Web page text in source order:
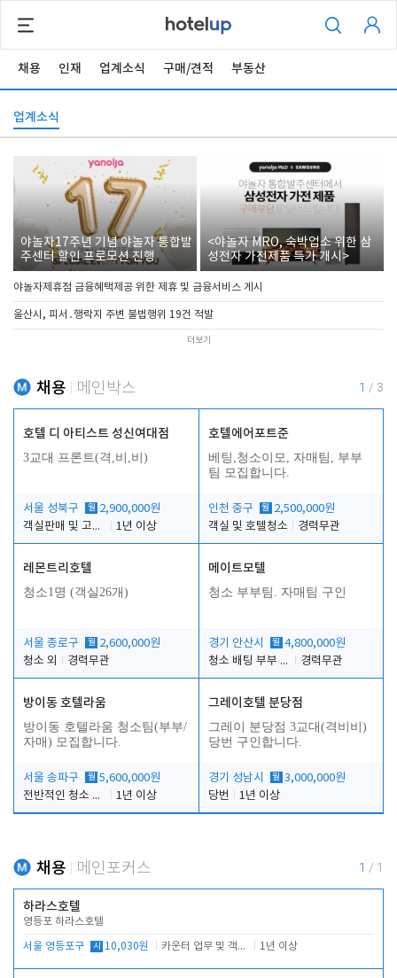
채용 인재 업계소식 구매/견적 부동산
업계소식
야놀자17주년 기념 야놀자 통합발
주센터 할인 프로모션 진행
<야놀자 MRO, 숙박업소 위한 삼
성전자 가전제품 특가 개시>
야놀자제휴점 금융혜택제공 위한 제휴 및 금융서비스 게시
울산시, 피서․행락지 주변 불법행위 19건 적발
더보기
채용 메인박스 1 / 3
호텔 디 아티스트 성신여대점
3교대 프론트(격,비,비)
서울 성북구 월 2,900,000원
객실판매 및 고객응대
1년 이상
호텔에어포트준
베팅,청소이모, 자매팀, 부부
팀 모집합니다.
인천 중구 월 2,500,000원
객실 및 호텔청소
경력무관
레몬트리호텔
청소1명 (객실26개)
서울 종로구 월 2,600,000원
청소 외
경력무관
메이트모텔
청소 부부팀. 자매팀 구인
경기 안산시 월 4,800,000원
청소 배팅 부부 구합니다
경력무관
방이동 호텔라움
방이동 호텔라움 청소팀(부부/
자매) 모집합니다.
서울 송파구 월 5,600,000원
전반적인 청소 업무(객실청소.객실정리)
1년 이상
그레이호텔 분당점
그레이 분당점 3교대(격비비)
당번 구인합니다.
경기 성남시 월 3,000,000원
당번
1년 이상
채용 메인포커스 1 / 1
하라스호텔
영등포 하라스호텔
서울 영등포구 시 10,030원 카운터 업무 및 객실관리(청소상태 확인, 객실판매) 1년 이상